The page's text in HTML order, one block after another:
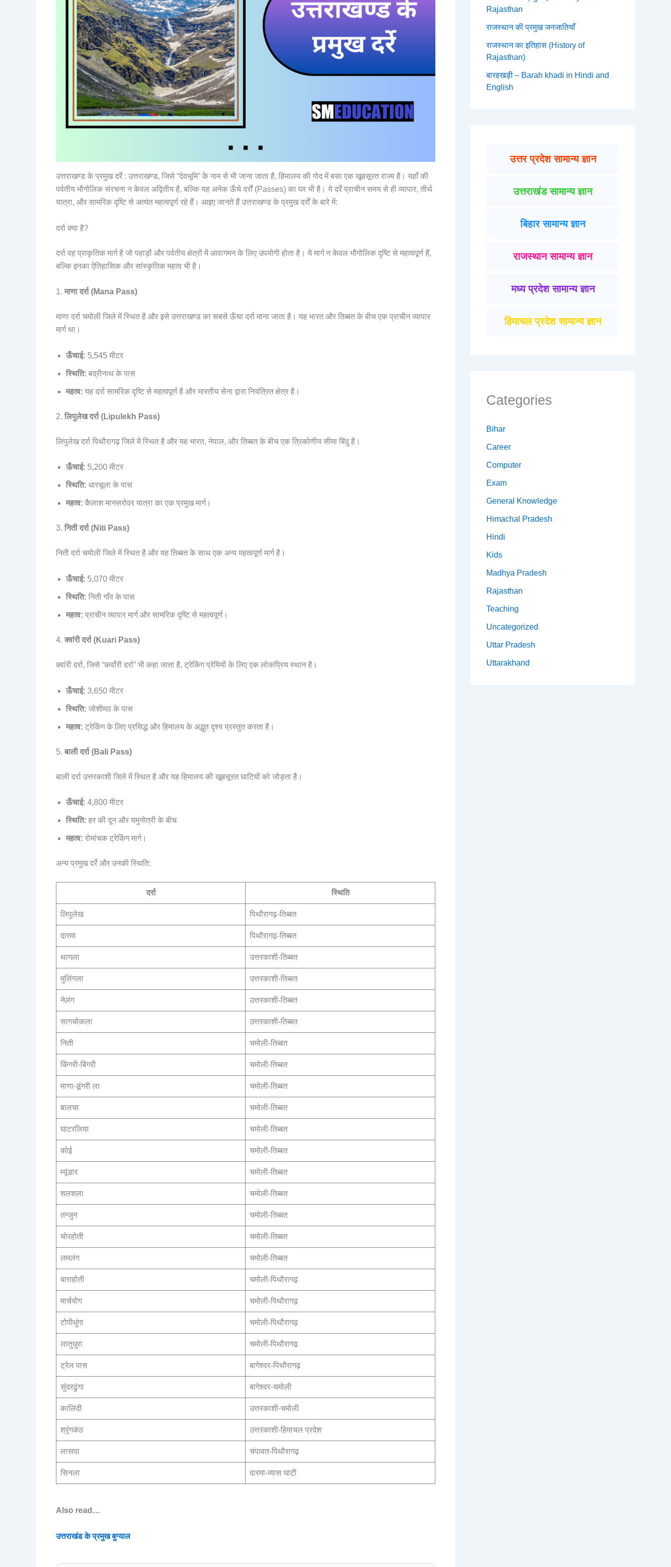
उत्तराखण्ड के प्रमुख दर्रे : उत्तराखण्ड, जिसे “देवभूमि” के नाम से भी जाना जाता है, हिमालय की गोद में बसा एक खूबसूरत राज्य है। यहाँ की
पर्वतीय भौगोलिक संरचना न केवल अद्वितीय है, बल्कि यह अनेक ऊँचे दर्रों (Passes) का घर भी है। ये दर्रे प्राचीन समय से ही व्यापार, तीर्थ
यात्रा, और सामरिक दृष्टि से अत्यंत महत्वपूर्ण रहे हैं। आइए जानते हैं उत्तराखण्ड के प्रमुख दर्रों के बारे में:
दर्रा क्या है?
दर्रा वह प्राकृतिक मार्ग है जो पहाड़ों और पर्वतीय क्षेत्रों में आवागमन के लिए उपयोगी होता है। ये मार्ग न केवल भौगोलिक दृष्टि से महत्वपूर्ण हैं,
बल्कि इनका ऐतिहासिक और सांस्कृतिक महत्व भी है।
1. माणा दर्रा (Mana Pass)
माणा दर्रा चमोली जिले में स्थित है और इसे उत्तराखण्ड का सबसे ऊँचा दर्रा माना जाता है। यह भारत और तिब्बत के बीच एक प्राचीन व्यापार
मार्ग था।
ऊँचाई: 5,545 मीटर
स्थिति: बद्रीनाथ के पास
महत्व: यह दर्रा सामरिक दृष्टि से महत्वपूर्ण है और भारतीय सेना द्वारा नियंत्रित क्षेत्र है।
2. लिपुलेख दर्रा (Lipulekh Pass)
लिपुलेख दर्रा पिथौरागढ़ जिले में स्थित है और यह भारत, नेपाल, और तिब्बत के बीच एक त्रिकोणीय सीमा बिंदु है।
ऊँचाई: 5,200 मीटर
स्थिति: धारचूला के पास
महत्व: कैलाश मानसरोवर यात्रा का एक प्रमुख मार्ग।
3. निती दर्रा (Niti Pass)
निती दर्रा चमोली जिले में स्थित है और यह तिब्बत के साथ एक अन्य महत्वपूर्ण मार्ग है।
ऊँचाई: 5,070 मीटर
स्थिति: निती गाँव के पास
महत्व: प्राचीन व्यापार मार्ग और सामरिक दृष्टि से महत्वपूर्ण।
4. क्वांरी दर्रा (Kuari Pass)
क्वांरी दर्रा, जिसे “कर्वांरी दर्रा” भी कहा जाता है, ट्रेकिंग प्रेमियों के लिए एक लोकप्रिय स्थान है।
ऊँचाई: 3,650 मीटर
स्थिति: जोशीमठ के पास
महत्व: ट्रेकिंग के लिए प्रसिद्ध और हिमालय के अद्भुत दृश्य प्रस्तुत करता है।
5. बाली दर्रा (Bali Pass)
बाली दर्रा उत्तरकाशी जिले में स्थित है और यह हिमालय की खूबसूरत घाटियों को जोड़ता है।
ऊँचाई: 4,800 मीटर
स्थिति: हर की दून और यमुनोत्री के बीच
महत्व: रोमांचक ट्रेकिंग मार्ग।
अन्य प्रमुख दर्रे और उनकी स्थिति:
दर्रा स्थिति
लिपुलेख पिथौरागढ़-तिब्बत
दारमा पिथौरागढ़-तिब्बत
थागला उत्तरकाशी-तिब्बत
मुलिंगला उत्तरकाशी-तिब्बत
नेलंग उत्तरकाशी-तिब्बत
सागचोकला उत्तरकाशी-तिब्बत
निती चमोली-तिब्बत
किंगरी-बिंगरी चमोली-तिब्बत
माणा-डूंगरी ला चमोली-तिब्बत
बालचा चमोली-तिब्बत
घाटरलिया चमोली-तिब्बत
कोई चमोली-तिब्बत
म्यूंडार चमोली-तिब्बत
शलशला चमोली-तिब्बत
तन्जुन चमोली-तिब्बत
चोरहोती चमोली-तिब्बत
लमलंग चमोली-तिब्बत
बाराहोती चमोली-पिथौरागढ़
मार्चयोग चमोली-पिथौरागढ़
टोपीधुंगा चमोली-पिथौरागढ़
लातुधुरा चमोली-पिथौरागढ़
ट्रेल पास बागेश्वर-पिथौरागढ़
सुंदरढुंगा बागेश्वर-चमोली
कालिंदी उत्तरकाशी-चमोली
श्रृंगकंठ उत्तरकाशी-हिमाचल प्रदेश
लासपा चंपावत-पिथौरागढ़
सिनला दारमा-व्यास घाटी
Also read…
उत्तराखंड के प्रमुख बुग्याल
Rajasthan
राजस्थान की प्रमुख जनजातियाँ
राजस्थान का इतिहास (History of
Rajasthan)
बारहखड़ी – Barah khadi in Hindi and
English
उत्तर प्रदेश सामान्य ज्ञान
उत्तराखंड सामान्य ज्ञान
बिहार सामान्य ज्ञान
राजस्थान सामान्य ज्ञान
मध्य प्रदेश सामान्य ज्ञान
हिमाचल प्रदेश सामान्य ज्ञान
Categories
Bihar
Career
Computer
Exam
General Knowledge
Himachal Pradesh
Hindi
Kids
Madhya Pradesh
Rajasthan
Teaching
Uncategorized
Uttar Pradesh
Uttarakhand